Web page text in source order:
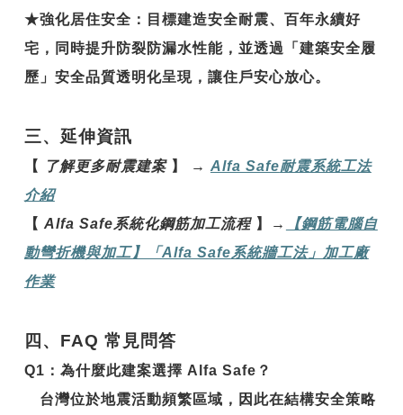
★強化居住安全 ：目標建造安全耐震、百年永續好
宅，同時提升防裂防漏水性能，並透過「建築安全履
歷」安全品質透明化呈現，讓住戶安心放心。
三、延伸資訊
【 了解更多耐震建案 】 → Alfa Safe耐震系統工法
介紹
【 Alfa Safe系統化鋼筋加工流程 】 → 【鋼筋電腦自
動彎折機與加工】「Alfa Safe系統牆工法」加工廠
作業
四、FAQ 常見問答
Q1 ： 為什麼此建案選擇 Alfa Safe？
台灣位於地震活動頻繁區域，因此在結構安全策略